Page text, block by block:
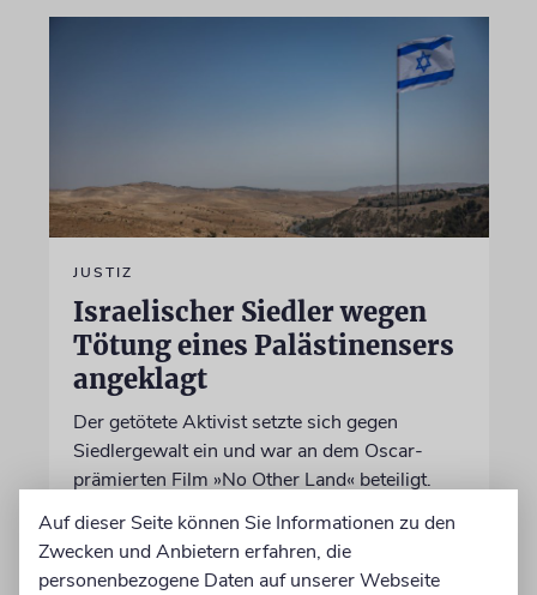
JUSTIZ
Israelischer Siedler wegen
Tötung eines Palästinensers
angeklagt
Der getötete Aktivist setzte sich gegen
Siedlergewalt ein und war an dem Oscar-
prämierten Film »No Other Land« beteiligt.
07.08.2026
Auf dieser Seite können Sie Informationen zu den
Zwecken und Anbietern erfahren, die
personenbezogene Daten auf unserer Webseite